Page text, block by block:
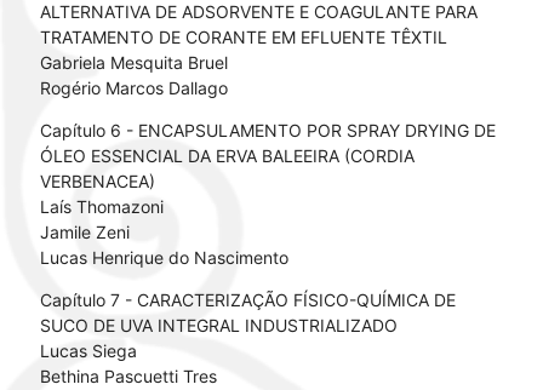
ALTERNATIVA DE ADSORVENTE E COAGULANTE PARA
TRATAMENTO DE CORANTE EM EFLUENTE TÊXTIL
Gabriela Mesquita Bruel
Rogério Marcos Dallago
Capítulo 6 - ENCAPSULAMENTO POR SPRAY DRYING DE
ÓLEO ESSENCIAL DA ERVA BALEEIRA (CORDIA
VERBENACEA)
Laís Thomazoni
Jamile Zeni
Lucas Henrique do Nascimento
Capítulo 7 - CARACTERIZAÇÃO FÍSICO-QUÍMICA DE
SUCO DE UVA INTEGRAL INDUSTRIALIZADO
Lucas Siega
Bethina Pascuetti Tres